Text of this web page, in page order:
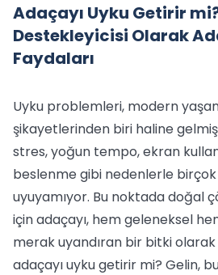
Adaçayı Uyku Getirir
Destekleyicisi Olarak
Faydaları
Uyku problemleri, modern
şikayetlerinden biri haline
stres, yoğun tempo, ekran
beslenme gibi nedenlerle
uyuyamıyor. Bu noktada doğal
için adaçayı, hem geleneksel
merak uyandıran bir bitki olarak
adaçayı uyku getirir mi? Gelin,